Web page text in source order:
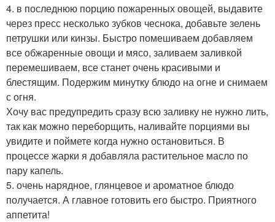
4. в последнюю порцию пожаренных овощей, выдавите
через пресс несколько зубков чеснока, добавьте зелень
петрушки или кинзы. Быстро помешиваем добавляем
все обжаренные овощи и мясо, заливаем заливкой
перемешиваем, все станет очень красивыми и
блестящим. Подержим минутку блюдо на огне и снимаем
с огня.
Хочу вас предупредить сразу всю заливку не нужно лить,
так как можно переборщить, наливайте порциями вы
увидите и поймете когда нужно остановиться. В
процессе жарки я добавляла растительное масло по
пару капель.
5. очень нарядное, глянцевое и ароматное блюдо
получается. А главное готовить его быстро. Приятного
аппетита!